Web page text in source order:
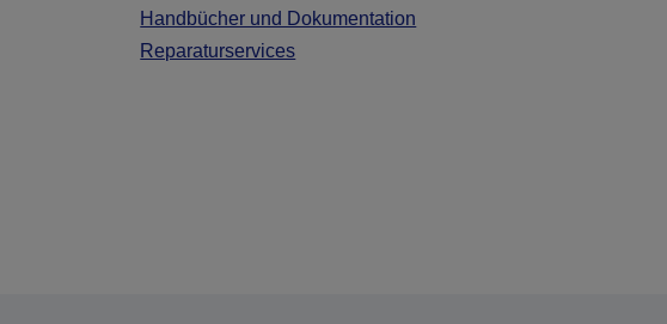
Handbücher und Dokumentation
Reparaturservices